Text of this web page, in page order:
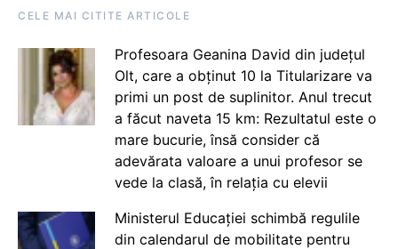
CELE MAI CITITE ARTICOLE
Profesoara Geanina David din județul
Olt, care a obținut 10 la Titularizare va
primi un post de suplinitor. Anul trecut
a făcut naveta 15 km: Rezultatul este o
mare bucurie, însă consider că
adevărata valoare a unui profesor se
vede la clasă, în relația cu elevii
Ministerul Educației schimbă regulile
din calendarul de mobilitate pentru